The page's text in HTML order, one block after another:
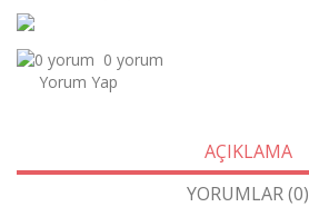
0 yorum
Yorum Yap
AÇIKLAMA
YORUMLAR (0)